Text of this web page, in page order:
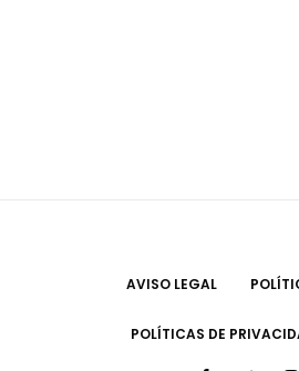
AVISO LEGAL
POLÍTICAS DE